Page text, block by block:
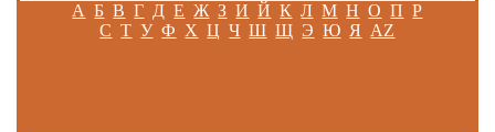
А Б В Г Д Е Ж З И Й К Л М Н О П Р
С Т У Ф Х Ц Ч Ш Щ Э Ю Я AZ